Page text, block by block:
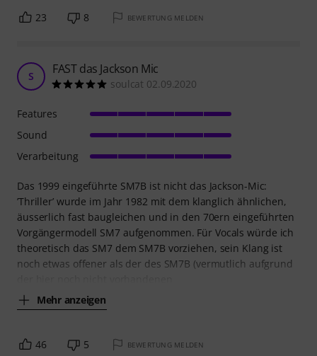
23 8 BEWERTUNG MELDEN
S FAST das Jackson Mic
soulcat 02.09.2020
Das 1999 eingeführte SM7B ist nicht das Jackson-Mic:
’Thriller’ wurde im Jahr 1982 mit dem klanglich ähnlichen,
äusserlich fast baugleichen und in den 70ern eingeführten
Vorgängermodell SM7 aufgenommen. Für Vocals würde ich
theoretisch das SM7 dem SM7B vorziehen, sein Klang ist
noch etwas offener als der des SM7B (vermutlich aufgrund
Mehr anzeigen
Features
Sound
Verarbeitung
46 5 BEWERTUNG MELDEN